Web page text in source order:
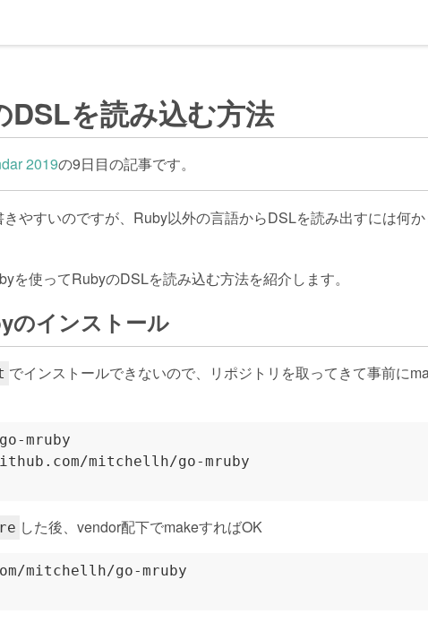
を読み込む方法
2019の9日目の記事です。
やすいのですが、Ruby以外の言語からDSLを読み出すには何
を使ってRubyのDSLを読み込む方法を紹介します。
インストール
でインストールできないので、リポジトリを取ってきて事前に
した後、vendor配下でmakeすればOK